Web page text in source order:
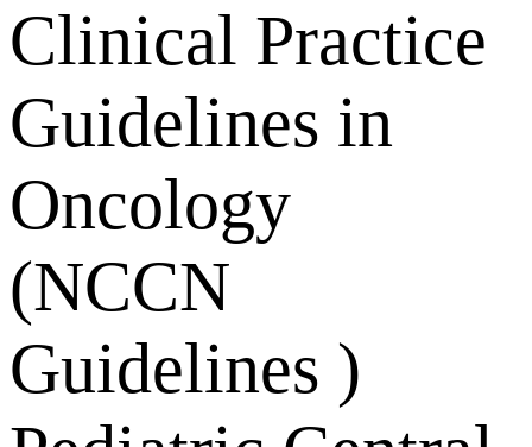
Clinical Practice
Guidelines in
Oncology
(NCCN
Guidelines )